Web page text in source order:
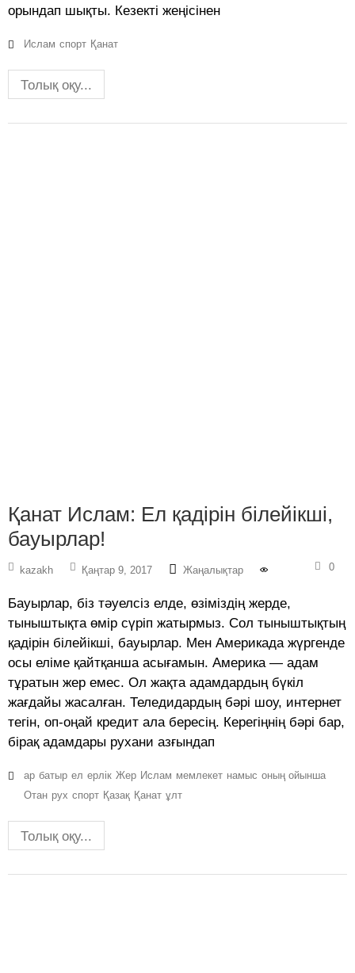
орындап шықты. Кезекті жеңісінен
Ислам спорт Қанат
Толық оқу...
Қанат Ислам: Ел қадірін білейікші,
бауырлар!
kazakh Қаңтар 9, 2017 Жаңалықтар 0
Бауырлар, біз тәуелсіз елде, өзіміздің жерде,
тыныштықта өмір сүріп жатырмыз. Сол тыныштықтың
қадірін білейікші, бауырлар. Мен Америкада жүргенде
осы еліме қайтқанша асығамын. Америка — адам
тұратын жер емес. Ол жақта адамдардың бүкіл
жағдайы жасалған. Теледидардың бәрі шоу, интернет
тегін, оп-оңай кредит ала бересің. Керегіңнің бәрі бар,
бірақ адамдары рухани азғындап
ар батыр ел ерлік Жер Ислам мемлекет намыс оның ойынша
Отан рух спорт Қазақ Қанат ұлт
Толық оқу...